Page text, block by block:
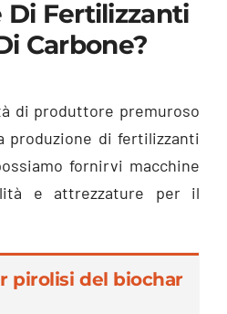
Di Fertilizzanti
Carbone?
di produttore premuroso
produzione di fertilizzanti
fornirvi macchine
e attrezzature per il
pirolisi del biochar